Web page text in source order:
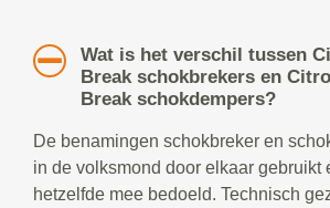
Wat is het verschil tussen
Break schokbrekers en
Break schokdempers?
De benamingen schokbreker en
in de volksmond door elkaar gebruikt
hetzelfde mee bedoeld. Technisch